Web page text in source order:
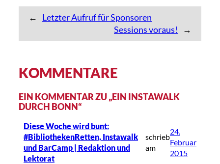
←
Letzter Aufruf für Sponsoren
Sessions voraus!
→
KOMMENTARE
EIN KOMMENTAR ZU „EIN INSTAWALK
DURCH BONN“
Diese Woche wird bunt:
#BibliothekenRetten, Instawalk
und BarCamp | Redaktion und
Lektorat
schrieb
am
24.
Februar
2015